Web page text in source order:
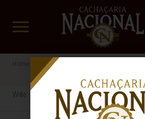
Wille